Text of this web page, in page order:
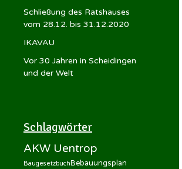
Schließung des Ratshauses
vom 28.12. bis 31.12.2020
IKAVAU
Vor 30 Jahren in Scheidingen
und der Welt
Schlagwörter
AKW Uentrop
BaugesetzbuchBebauungsplan